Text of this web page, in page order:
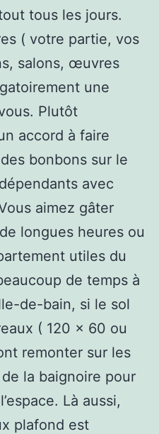
tous les jours.
( votre partie, vos
salons, œuvres
une
Plutôt
accord à faire
bonbons sur le
avec
aimez gâter
longues heures ou
utiles du
de temps à
de-bain, si le sol
( 120 x 60 ou
remonter sur les
la baignoire pour
Là aussi,
plafond est